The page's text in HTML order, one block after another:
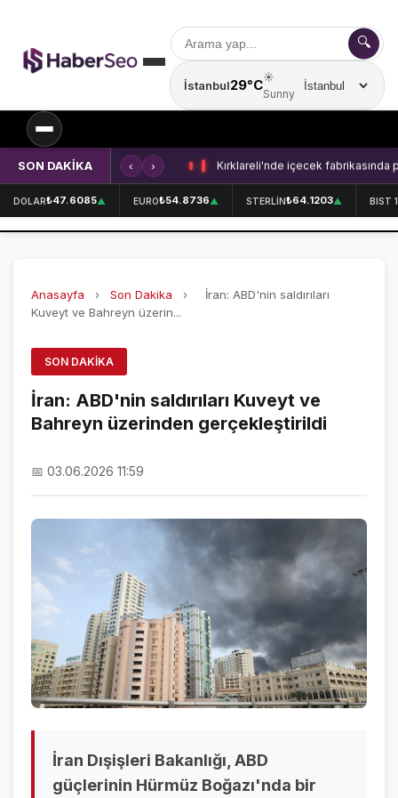
🔍
İstanbul29°C☀️
Sunny
Şehir seçin
SPOR
SPOR HABERLERİ
FENERBAHÇE
ÖZEL SAYFALAR
NAMAZ VAKİTLERİ
KRİPTO PARALAR
NÖBETÇİ ECZANELER
SON DAKİKA
SON DAKİKA HABERLERİ
VİDEO GALERİ
GALERİLER
SON DAKİKA ‹ › Kırklareli'nde içecek fabrikasında
DOLAR₺47.6085▲ EURO₺54.8736▲ STERLİN₺64.1203▲ BIST
Anasayfa › Son Dakika ›
İran: ABD'nin saldırıları
Kuveyt ve Bahreyn üzerin...
SON DAKIKA
İran: ABD'nin saldırıları Kuveyt ve
Bahreyn üzerinden gerçekleştirildi
📅 03.06.2026 11:59
İran Dışişleri Bakanlığı, ABD
güçlerinin Hürmüz Boğazı'nda bir